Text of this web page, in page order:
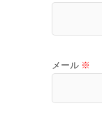
メール ※